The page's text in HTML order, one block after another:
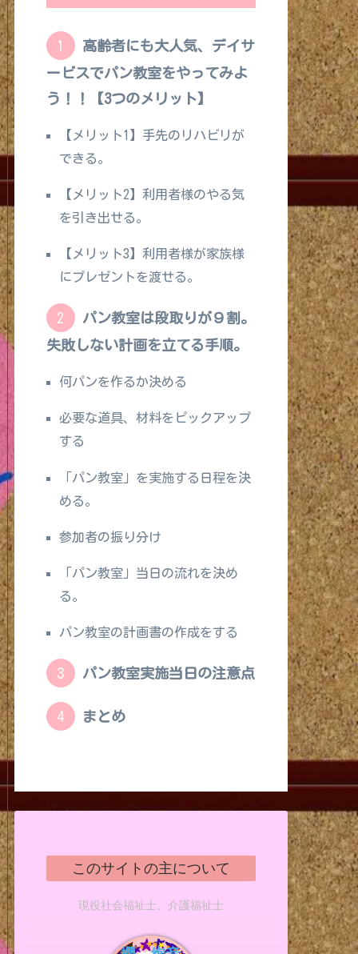
高齢者にも大人気、デイサ
ービスでパン教室をやってみよ
う！！【3つのメリット】
【メリット1】手先のリハビリが
できる。
【メリット2】利用者様のやる気
を引き出せる。
【メリット3】利用者様が家族様
にプレゼントを渡せる。
パン教室は段取りが９割。
失敗しない計画を立てる手順。
何パンを作るか決める
必要な道具、材料をピックアップ
する
「パン教室」を実施する日程を決
める。
参加者の振り分け
「パン教室」当日の流れを決め
る。
パン教室の計画書の作成をする
パン教室実施当日の注意点
まとめ
このサイトの主について
現役社会福祉士、介護福祉士